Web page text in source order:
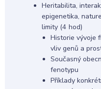
Heritabilita,
epigenetika,
limity (4 hod)
Historie vývoje
vliv genů a
Současný
fenotypu
Příklady